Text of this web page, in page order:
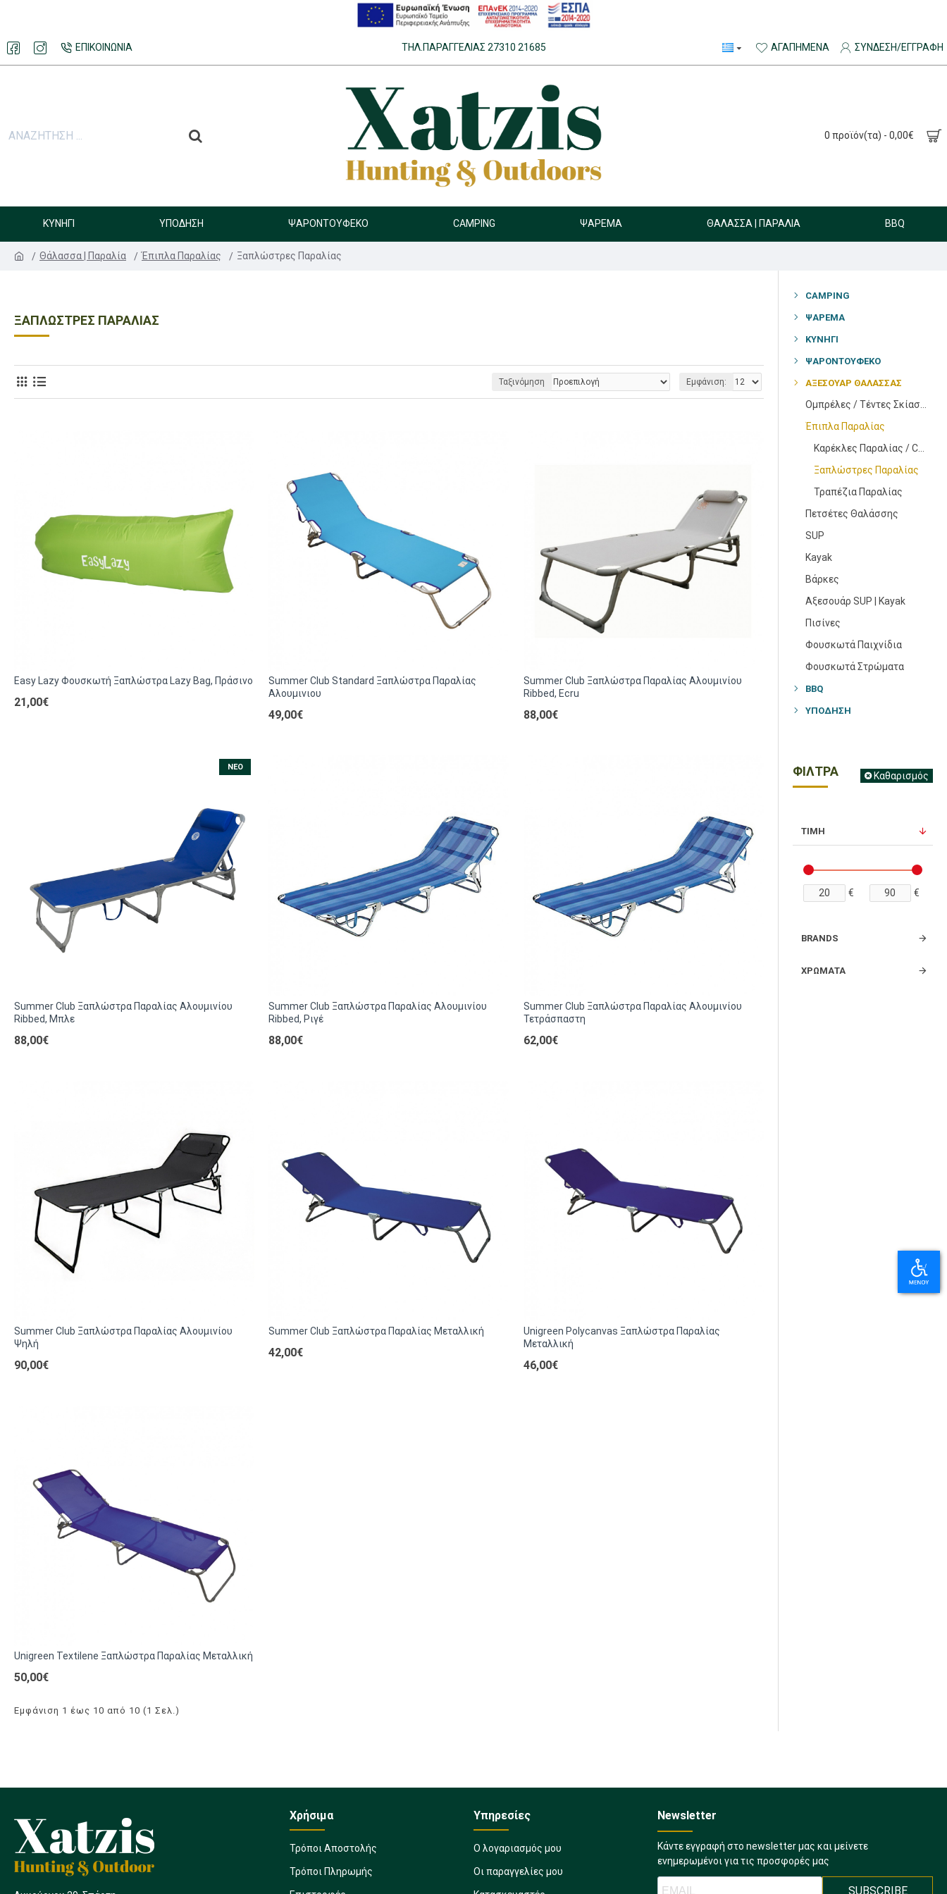
ΕΠΙΚΟΙΝΩΝΊΑ ΤΗΛ.ΠΑΡΑΓΓΕΛΊΑΣ 27310 21685 ΑΓΑΠΗΜΈΝΑ ΣΎΝΔΕΣΗ/ΕΓΓΡΑΦΉ
0 προϊόν(τα) - 0,00€
ΚΥΝΉΓΙ ΥΠΌΔΗΣΗ ΨΑΡΟΝΤΟΎΦΕΚΟ CAMPING ΨΆΡΕΜΑ ΘΆΛΑΣΣΑ | ΠΑΡΑΛΊΑ BBQ
Θάλασσα | Παραλία Έπιπλα Παραλίας Ξαπλώστρες Παραλίας
ΞΑΠΛΏΣΤΡΕΣ ΠΑΡΑΛΊΑΣ
Ταξινόμηση Εμφάνιση:
Easy Lazy Φουσκωτή Ξαπλώστρα Lazy Bag, Πράσινο
21,00€
Summer Club Standard Ξαπλώστρα Παραλίας
Αλουμινιου
49,00€
Summer Club Ξαπλώστρα Παραλίας Αλουμινίου
Ribbed, Ecru
88,00€
NEO
Summer Club Ξαπλώστρα Παραλίας Αλουμινίου
Ribbed, Μπλε
88,00€
Summer Club Ξαπλώστρα Παραλίας Αλουμινίου
Ribbed, Ριγέ
88,00€
Summer Club Ξαπλώστρα Παραλίας Αλουμινίου
Τετράσπαστη
62,00€
Summer Club Ξαπλώστρα Παραλίας Αλουμινίου
Ψηλή
90,00€
Summer Club Ξαπλώστρα Παραλίας Μεταλλική
42,00€
Unigreen Polycanvas Ξαπλώστρα Παραλίας
Μεταλλική
46,00€
Unigreen Textilene Ξαπλώστρα Παραλίας Μεταλλική
50,00€
Εμφάνιση 1 έως 10 από 10 (1 Σελ.)
CAMPING
ΨΆΡΕΜΑ
ΚΥΝΉΓΙ
ΨΑΡΟΝΤΟΎΦΕΚΟ
ΑΞΕΣΟΥΑΡ ΘΑΛΑΣΣΑΣ
Έπιπλα Παραλίας
Ξαπλώστρες Παραλίας
Τραπέζια Παραλίας
Πετσέτες Θαλάσσης
SUP
Kayak
Βάρκες
Αξεσουάρ SUP | Kayak
Πισίνες
Φουσκωτά Παιχνίδια
Φουσκωτά Στρώματα
BBQ
ΥΠΌΔΗΣΗ
ΦΙΛΤΡΑ Καθαρισμός
ΤΙΜΗ
€ €
BRANDS
ΧΡΏΜΑΤΑ
Χρήσιμα
Τρόποι Αποστολής
Τρόποι Πληρωμής
Υπηρεσίες
Ο λογαριασμός μου
Οι παραγγελίες μου
Newsletter
Κάντε εγγραφή στο newsletter μας και μείνετε
ενημερωμένοι για τις προσφορές μας
SUBSCRIBE